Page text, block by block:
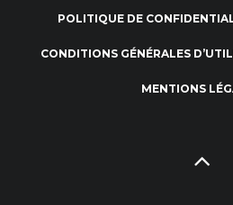
POLITIQUE DE
CONDITIONS GÉNÉRALES
MENTIONS